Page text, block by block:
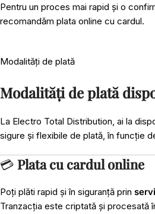
Pentru un proces mai rapid și o
recomandăm plata online cu cardul.
Modalități de plată
Modalități de plată
La Electro Total Distribution, ai la
sigure și flexibile de plată, în funcție
💳 Plata cu cardul online
Poți plăti rapid și în siguranță prin
Tranzacția este criptată și procesată